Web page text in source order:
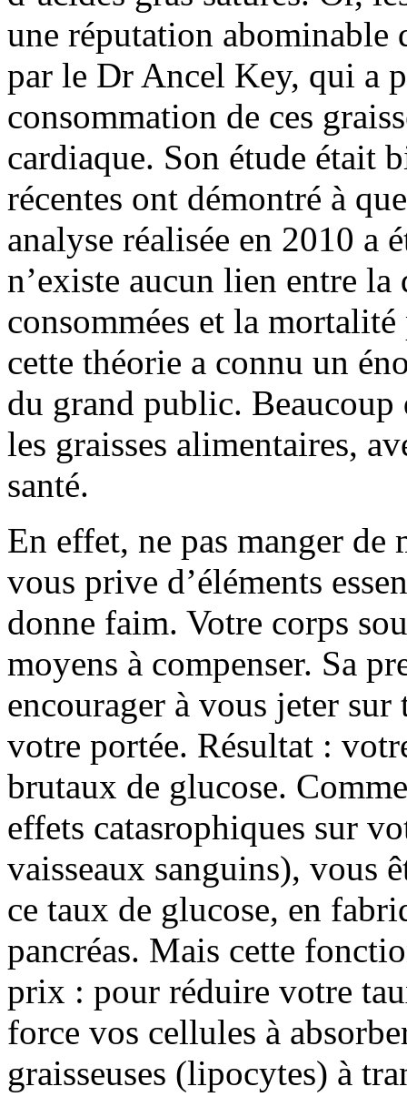
une réputation abominable
par le Dr Ancel Key, qui a
consommation de ces
cardiaque. Son étude était
récentes ont démontré à
analyse réalisée en 2010 a
n’existe aucun lien entre la
consommées et la
cette théorie a connu un
du grand public. Beaucoup
les graisses alimentaires,
santé.
En effet, ne pas manger de
vous prive d’éléments
donne faim. Votre corps
moyens à compenser. Sa
encourager à vous jeter sur
votre portée. Résultat :
brutaux de glucose.
effets catasrophiques sur
vaisseaux sanguins), vous
ce taux de glucose, en
pancréas. Mais cette
prix : pour réduire votre
force vos cellules à
graisseuses (lipocytes) à